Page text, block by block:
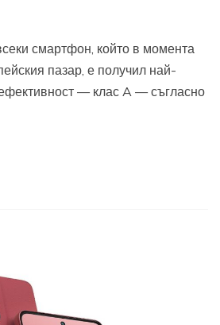
смартфон, който в момента
пазар, е получил най-
— клас A — съгласно